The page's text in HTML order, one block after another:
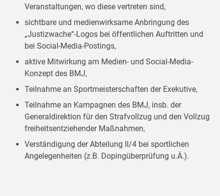
Veranstaltungen, wo diese vertreten sind,
sichtbare und medienwirksame Anbringung des
„Justizwache“-Logos bei öffentlichen Auftritten und
bei Social-Media-Postings,
aktive Mitwirkung am Medien- und Social-Media-
Konzept des BMJ,
Teilnahme an Sportmeisterschaften der Exekutive,
Teilnahme an Kampagnen des BMJ, insb. der
Generaldirektion für den Strafvollzug und den Vollzug
freiheitsentziehender Maßnahmen,
Verständigung der Abteilung II/4 bei sportlichen
Angelegenheiten (z.B. Dopingüberprüfung u.Ä.).